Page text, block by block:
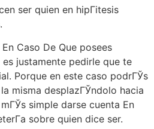
ser quien en hipГіtesis
Caso De Que posees
justamente pedirle que te
Porque en este caso podrГЎs
misma desplazГЎndolo hacia
simple darse cuenta En
sobre quien dice ser.